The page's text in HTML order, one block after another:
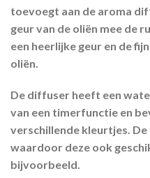
toevoegt aan de aroma
geur van de oliën mee de
een heerlijke geur en de
oliën.
De diffuser heeft een
van een timerfunctie en
verschillende kleurtjes.
waardoor deze ook
bijvoorbeeld.